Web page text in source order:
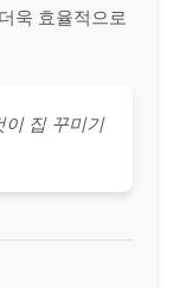
욱 효율적으로
이 집 꾸미기